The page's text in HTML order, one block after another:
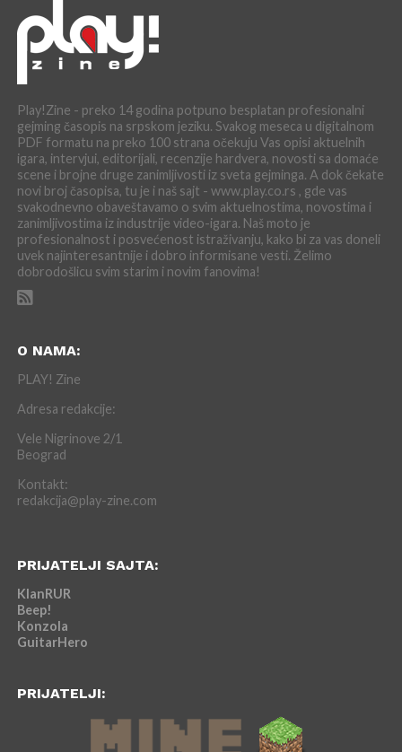
Play!Zine - preko 14 godina potpuno besplatan profesionalni
gejming časopis na srpskom jeziku. Svakog meseca u digitalnom
PDF formatu na preko 100 strana očekuju Vas opisi aktuelnih
igara, intervjui, editorijali, recenzije hardvera, novosti sa domaće
scene i brojne druge zanimljivosti iz sveta gejminga. A dok čekate
novi broj časopisa, tu je i naš sajt - www.play.co.rs , gde vas
svakodnevno obaveštavamo o svim aktuelnostima, novostima i
zanimljivostima iz industrije video-igara. Naš moto je
profesionalnost i posvećenost istraživanju, kako bi za vas doneli
uvek najinteresantnije i dobro informisane vesti. Želimo
dobrodošlicu svim starim i novim fanovima!
O NAMA:
PLAY! Zine
Adresa redakcije:
Vele Nigrinove 2/1
Beograd
Kontakt:
redakcija@play-zine.com
PRIJATELJI SAJTA:
KlanRUR
Beep!
Konzola
GuitarHero
PRIJATELJI: